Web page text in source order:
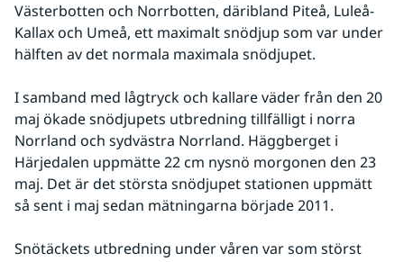
Västerbotten och Norrbotten, däribland Piteå, Luleå-
Kallax och Umeå, ett maximalt snödjup som var under
hälften av det normala maximala snödjupet.
I samband med lågtryck och kallare väder från den 20
maj ökade snödjupets utbredning tillfälligt i norra
Norrland och sydvästra Norrland. Häggberget i
Härjedalen uppmätte 22 cm nysnö morgonen den 23
maj. Det är det största snödjupet stationen uppmätt
så sent i maj sedan mätningarna började 2011.
Snötäckets utbredning under våren var som störst